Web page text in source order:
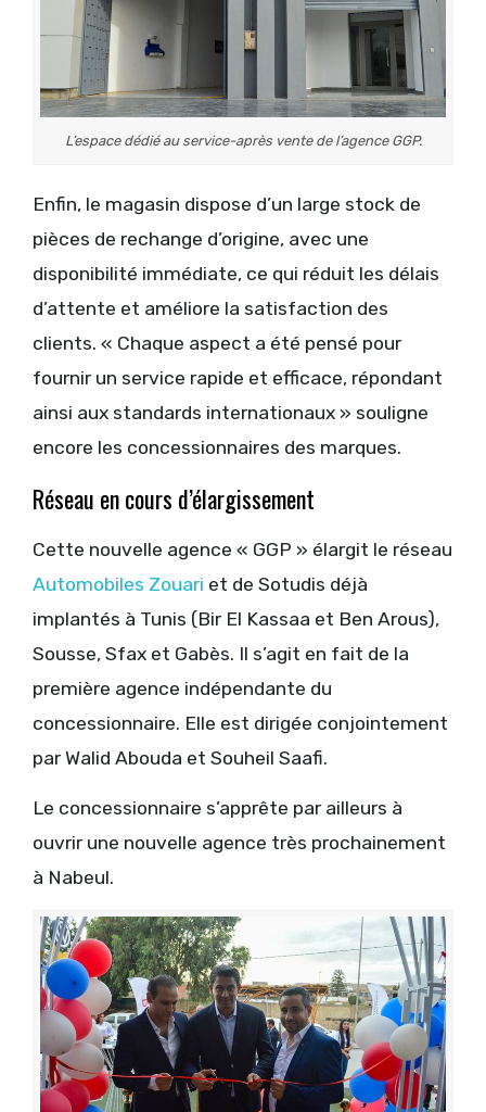
L’espace dédié au service-après vente de l’agence GGP.
Enfin, le magasin dispose d’un large stock de
pièces de rechange d’origine, avec une
disponibilité immédiate, ce qui réduit les délais
d’attente et améliore la satisfaction des
clients. « Chaque aspect a été pensé pour
fournir un service rapide et efficace, répondant
ainsi aux standards internationaux » souligne
encore les concessionnaires des marques.
Réseau en cours d’élargissement
Cette nouvelle agence « GGP » élargit le réseau
Automobiles Zouari et de Sotudis déjà
implantés à Tunis (Bir El Kassaa et Ben Arous),
Sousse, Sfax et Gabès. Il s’agit en fait de la
première agence indépendante du
concessionnaire. Elle est dirigée conjointement
par Walid Abouda et Souheil Saafi.
Le concessionnaire s’apprête par ailleurs à
ouvrir une nouvelle agence très prochainement
à Nabeul.